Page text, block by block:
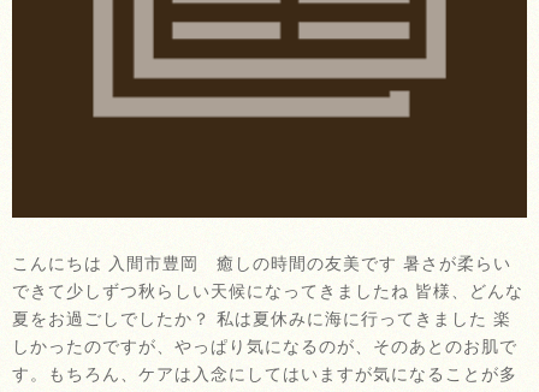
こんにちは 入間市豊岡 癒しの時間の友美です 暑さが柔らい
できて少しずつ秋らしい天候になってきましたね 皆様、どんな
夏をお過ごしでしたか？ 私は夏休みに海に行ってきました 楽
しかったのですが、やっぱり気になるのが、そのあとのお肌で
す。もちろん、ケアは入念にしてはいますが気になることが多